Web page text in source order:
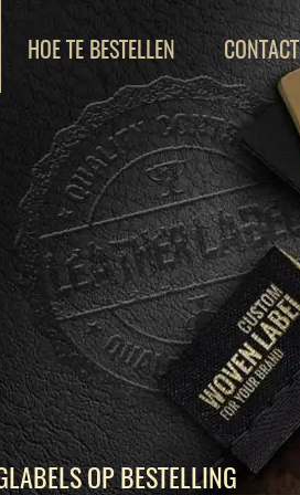
OP BESTELLING
HOE TE BESTELLEN CONTACT